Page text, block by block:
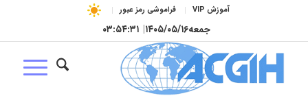
آموزش VIP فراموشی رمز عبور
جمعه۱۴۰۵/۰۵/۱۶| ۰۳:۵۴:۳۱